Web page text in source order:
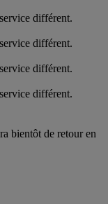
différent.
différent.
différent.
différent.
bientôt de retour en